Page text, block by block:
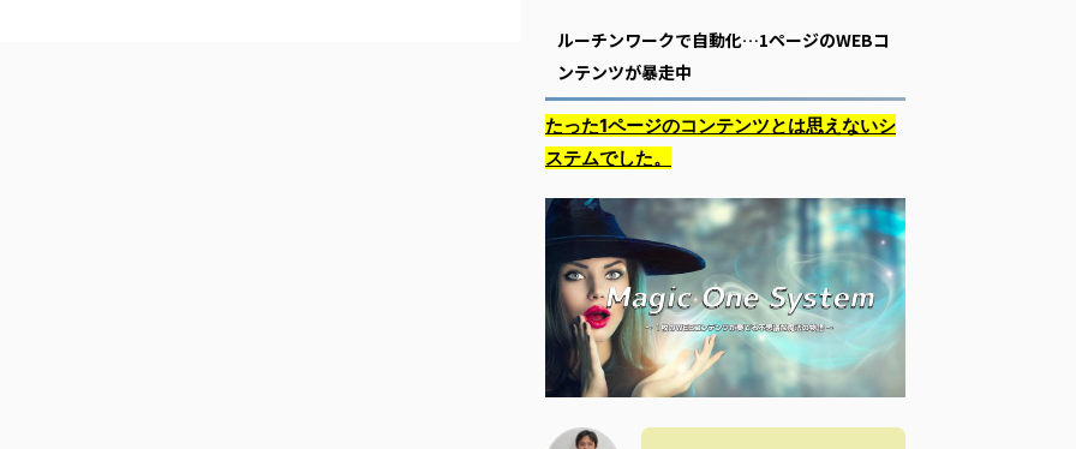
ルーチンワークで自動化…1ページのWEBコ
ンテンツが暴走中
たった1ページのコンテンツとは思えないシ
ステムでした。